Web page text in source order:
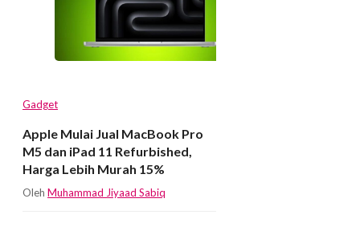
Gadget
Apple Mulai Jual MacBook Pro
M5 dan iPad 11 Refurbished,
Harga Lebih Murah 15%
Oleh Muhammad Jiyaad Sabiq